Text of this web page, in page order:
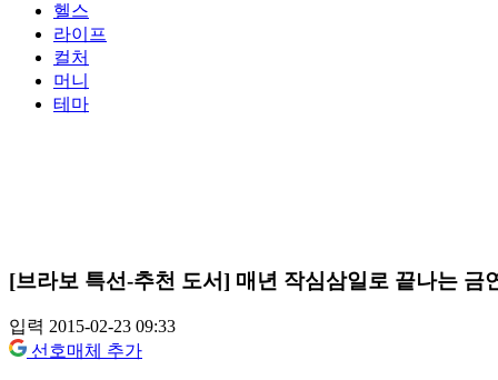
헬스
라이프
컬처
머니
테마
[브라보 특선-추천 도서] 매년 작심삼일로 끝나는 금
입력 2015-02-23 09:33
선호매체 추가